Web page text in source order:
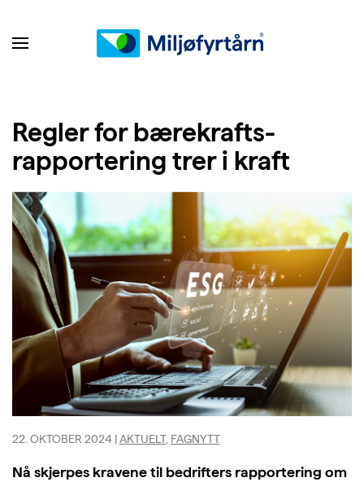
Regler for bærekrafts-
rapportering trer i kraft
22. OKTOBER 2024 |AKTUELT, FAGNYTT
Nå skjerpes kravene til bedrifters rapportering om